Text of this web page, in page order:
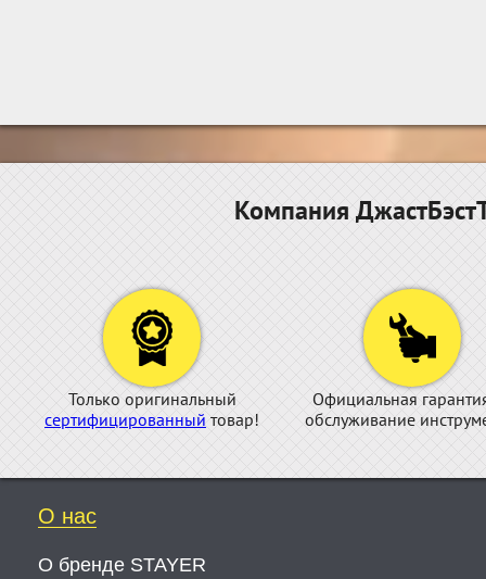
Компания
Только оригинальный
сертифицированный товар!
Официальная
обслуживание
О нас
О бренде STAYER